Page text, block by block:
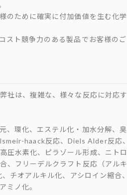
のために確実に付加価値を生む化学
スト競争力のある製品でお客様のご
社は、複雑な、様々な反応に対応す
、環化、エステル化・加水分解、臭
haack反応、Diels Alder反応、
圧水素化、ピラゾール形成、ニトロ
、フリーデルクラフト反応（アルキ
チオアルキル化、アシロイン縮合、
ミノ化。